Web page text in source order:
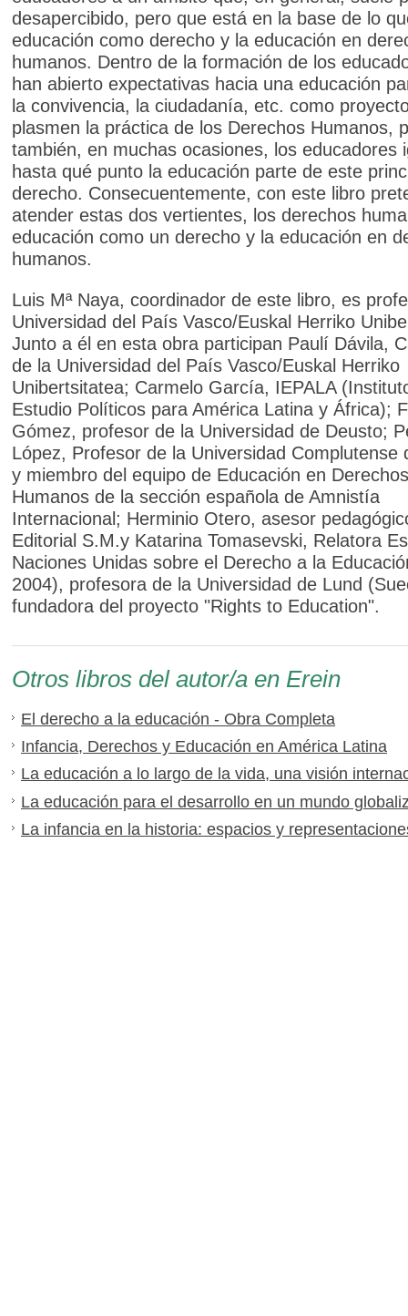
desapercibido, pero que está en la base de lo
educación como derecho y la educación en
humanos. Dentro de la formación de los
han abierto expectativas hacia una educación
la convivencia, la ciudadanía, etc. como
plasmen la práctica de los Derechos Humanos,
también, en muchas ocasiones, los educadores
hasta qué punto la educación parte de este
derecho. Consecuentemente, con este libro
atender estas dos vertientes, los derechos
educación como un derecho y la educación en
humanos.
Luis Mª Naya, coordinador de este libro, es
Universidad del País Vasco/Euskal Herriko
Junto a él en esta obra participan Paulí Dávila,
de la Universidad del País Vasco/Euskal Herriko
Unibertsitatea; Carmelo García, IEPALA
Estudio Políticos para América Latina y África);
Gómez, profesor de la Universidad de Deusto;
López, Profesor de la Universidad Complutense
y miembro del equipo de Educación en Derechos
Humanos de la sección española de Amnistía
Internacional; Herminio Otero, asesor
Editorial S.M.y Katarina Tomasevski, Relatora
Naciones Unidas sobre el Derecho a la
2004), profesora de la Universidad de Lund
fundadora del proyecto "Rights to Education".
Otros libros del autor/a en Erein
El derecho a la educación - Obra Completa
Infancia, Derechos y Educación en América Latina
La educación a lo largo de la vida, una visión
La educación para el desarrollo en un mundo
La infancia en la historia: espacios y